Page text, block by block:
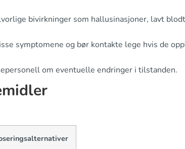
bivirkninger som hallusinasjoner, lavt
symptomene og bør kontakte lege hvis de
om eventuelle endringer i tilstanden.